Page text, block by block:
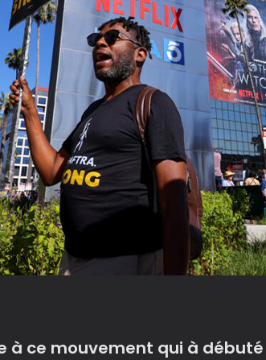
à ce mouvement qui à